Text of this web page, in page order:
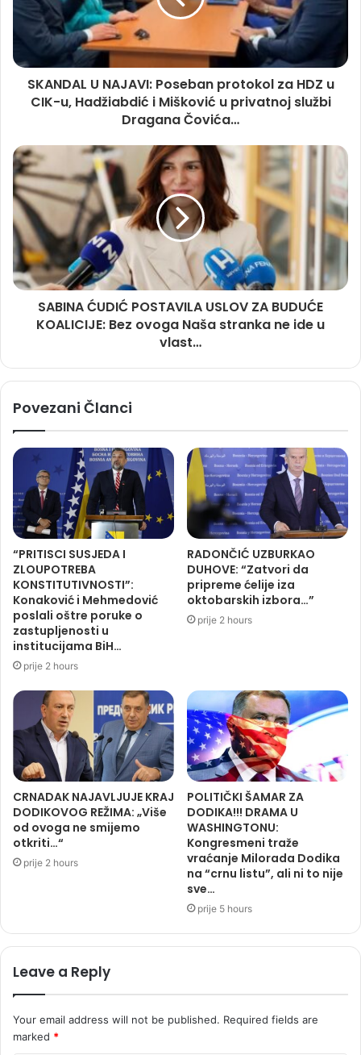
SKANDAL U NAJAVI: Poseban protokol za HDZ u
CIK-u, Hadžiabdić i Mišković u privatnoj službi
Dragana Čovića…
SABINA ĆUDIĆ POSTAVILA USLOV ZA BUDUĆE
KOALICIJE: Bez ovoga Naša stranka ne ide u
vlast…
Povezani Članci
“PRITISCI SUSJEDA I
ZLOUPOTREBA
KONSTITUTIVNOSTI”:
Konaković i Mehmedović
poslali oštre poruke o
zastupljenosti u
institucijama BiH…
prije 2 hours
RADONČIĆ UZBURKAO
DUHOVE: “Zatvori da
pripreme ćelije iza
oktobarskih izbora…”
prije 2 hours
CRNADAK NAJAVLJUJE KRAJ
DODIKOVOG REŽIMA: „Više
od ovoga ne smijemo
otkriti…“
prije 2 hours
POLITIČKI ŠAMAR ZA
DODIKA!!! DRAMA U
WASHINGTONU:
Kongresmeni traže
vraćanje Milorada Dodika
na “crnu listu”, ali ni to nije
sve…
prije 5 hours
Leave a Reply
Your email address will not be published. Required fields are
marked *